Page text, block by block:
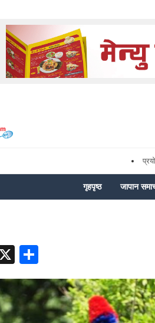
गृहपृष्ठ जापान
Messenger
X